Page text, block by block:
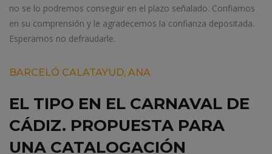
no se lo podremos conseguir en el plazo señalado. Confiamos
en su comprensión y le agradecemos la confianza depositada.
Esperamos no defraudarle.
BARCELÓ CALATAYUD, ANA
EL TIPO EN EL CARNAVAL DE
CÁDIZ. PROPUESTA PARA
UNA CATALOGACIÓN